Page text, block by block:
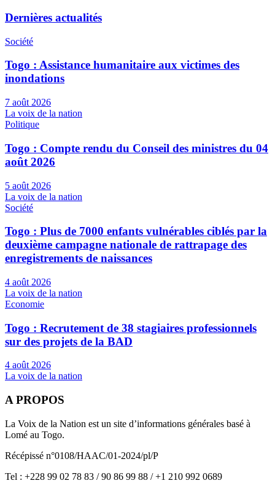
Dernières actualités
Société
Togo : Assistance humanitaire aux victimes des
inondations
7 août 2026
La voix de la nation
Politique
Togo : Compte rendu du Conseil des ministres du 04
août 2026
5 août 2026
La voix de la nation
Société
Togo : Plus de 7000 enfants vulnérables ciblés par la
deuxième campagne nationale de rattrapage des
enregistrements de naissances
4 août 2026
La voix de la nation
Economie
Togo : Recrutement de 38 stagiaires professionnels
sur des projets de la BAD
4 août 2026
La voix de la nation
A PROPOS
La Voix de la Nation est un site d’informations générales basé à
Lomé au Togo.
Récépissé n°0108/HAAC/01-2024/pl/P
Tel : +228 99 02 78 83 / 90 86 99 88 / +1 210 992 0689